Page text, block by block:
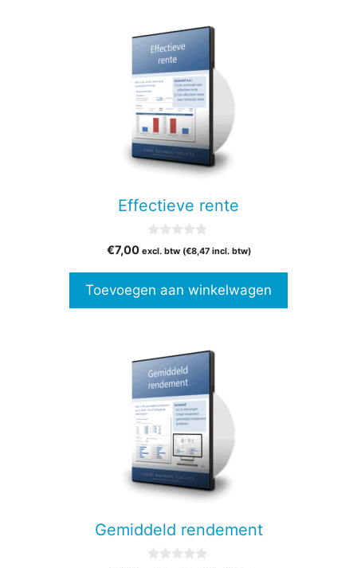
Effectieve rente
v
5
€7,00 excl. btw (€8,47incl. btw)
Toevoegen aan winkelwagen
Gemiddeld rendement